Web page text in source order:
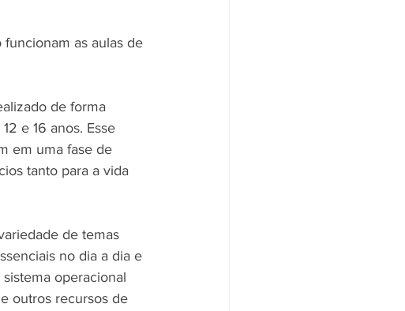
as aulas de
de forma
e 16 anos. Esse
em uma fase de
tanto para a vida
de temas
no dia a dia e
operacional
outros recursos de